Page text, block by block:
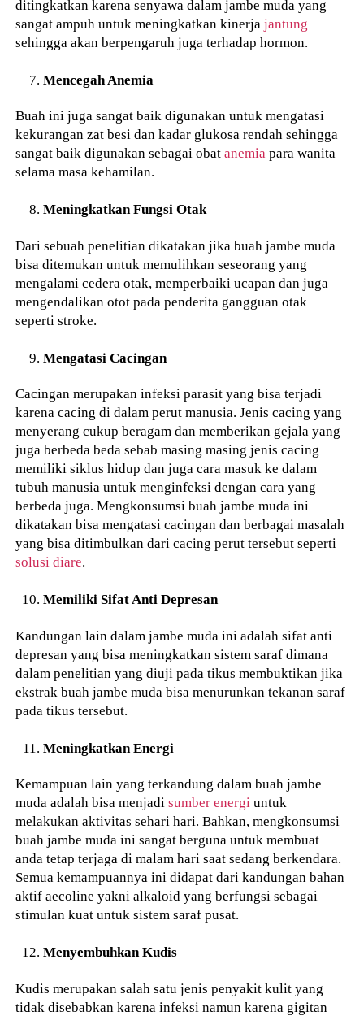
ditingkatkan karena senyawa dalam jambe muda yang
sangat ampuh untuk meningkatkan kinerja jantung
sehingga akan berpengaruh juga terhadap hormon.
Mencegah Anemia
Buah ini juga sangat baik digunakan untuk mengatasi
kekurangan zat besi dan kadar glukosa rendah sehingga
sangat baik digunakan sebagai obatanemia para wanita
selama masa kehamilan.
Meningkatkan Fungsi Otak
Dari sebuah penelitian dikatakan jika buah jambe muda
bisa ditemukan untuk memulihkan seseorang yang
mengalami cedera otak, memperbaiki ucapan dan juga
mengendalikan otot pada penderita gangguan otak
seperti stroke.
Mengatasi Cacingan
Cacingan merupakan infeksi parasit yang bisa terjadi
karena cacing di dalam perut manusia. Jenis cacing yang
menyerang cukup beragam dan memberikan gejala yang
juga berbeda beda sebab masing masing jenis cacing
memiliki siklus hidup dan juga cara masuk ke dalam
tubuh manusia untuk menginfeksi dengan cara yang
berbeda juga. Mengkonsumsi buah jambe muda ini
dikatakan bisa mengatasi cacingan dan berbagai masalah
yang bisa ditimbulkan dari cacing perut tersebut seperti
solusi diare.
Memiliki Sifat Anti Depresan
Kandungan lain dalam jambe muda ini adalah sifat anti
depresan yang bisa meningkatkan sistem saraf dimana
dalam penelitian yang diuji pada tikus membuktikan jika
ekstrak buah jambe muda bisa menurunkan tekanan saraf
pada tikus tersebut.
Meningkatkan Energi
Kemampuan lain yang terkandung dalam buah jambe
muda adalah bisa menjadisumber energi untuk
melakukan aktivitas sehari hari. Bahkan, mengkonsumsi
buah jambe muda ini sangat berguna untuk membuat
anda tetap terjaga di malam hari saat sedang berkendara.
Semua kemampuannya ini didapat dari kandungan bahan
aktif aecoline yakni alkaloid yang berfungsi sebagai
stimulan kuat untuk sistem saraf pusat.
Menyembuhkan Kudis
Kudis merupakan salah satu jenis penyakit kulit yang
tidak disebabkan karena infeksi namun karena gigitan